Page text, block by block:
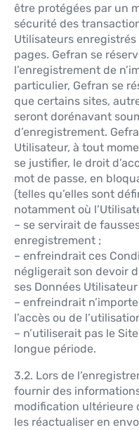
être protégées par un
sécurité des
Utilisateurs
pages. Gefran se
l’enregistrement de
particulier, Gefran se
que certains sites,
seront dorénavant
d’enregistrement.
Utilisateur, à tout
se justifier, le droit
mot de passe, en
(telles qu’elles sont
notamment où
– se servirait de
enregistrement ;
– enfreindrait ces
négligerait son devoir
ses Données Utilisateur
– enfreindrait
l’accès ou de
– n’utiliserait pas le
longue période.
3.2. Lors de
fournir des
modification ultérieure
les réactualiser en